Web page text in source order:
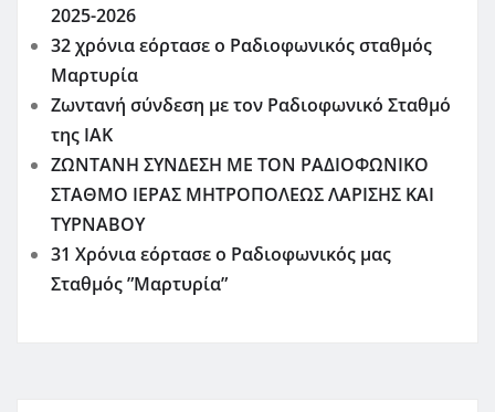
2025-2026
32 χρόνια εόρτασε ο Ραδιοφωνικός σταθμός
Μαρτυρία
Ζωντανή σύνδεση με τον Ραδιοφωνικό Σταθμό
της ΙΑΚ
ΖΩΝΤΑΝΗ ΣΥΝΔΕΣΗ ΜΕ ΤΟΝ ΡΑΔΙΟΦΩΝΙΚΟ
ΣΤΑΘΜΟ ΙΕΡΑΣ ΜΗΤΡΟΠΟΛΕΩΣ ΛΑΡΙΣΗΣ ΚΑΙ
ΤΥΡΝΑΒΟΥ
31 Χρόνια εόρτασε ο Ραδιοφωνικός μας
Σταθμός ”Μαρτυρία”